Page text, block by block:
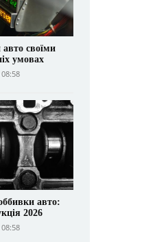
своїми
умовах
авто:
2026